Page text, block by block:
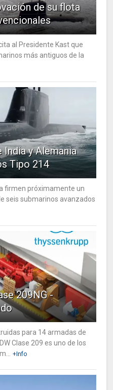
de su flota
al Presidente Kast que
más antiguos de la
India y Alemania
Tipo 214
firmen próximamente un
seis submarinos avanzados
209NG -
para 14 armadas de
Clase 209 es uno de los
+Info